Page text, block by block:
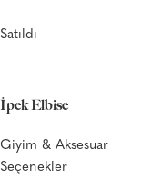
Satıldı
İpek Elbise
Giyim & Aksesuar
Seçenekler